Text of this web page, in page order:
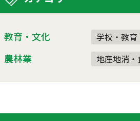
教育・文化 学校・教育
農林業 地産地消・